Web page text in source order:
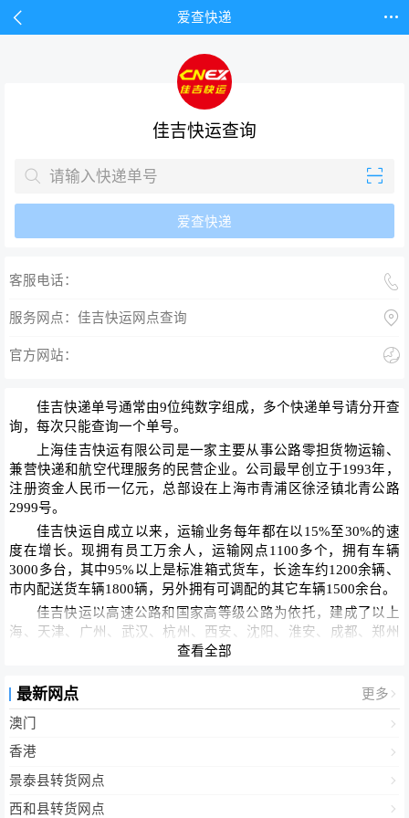
 爱查快递 
佳吉快运查询
 
爱查快递
客服电话： 
服务网点：佳吉快运网点查询 
官方网站： 
佳吉快递单号通常由9位纯数字组成，多个快递单号请分开查
询，每次只能查询一个单号。
上海佳吉快运有限公司是一家主要从事公路零担货物运输、
兼营快递和航空代理服务的民营企业。公司最早创立于1993年，
注册资金人民币一亿元，总部设在上海市青浦区徐泾镇北青公路
2999号。
佳吉快运自成立以来，运输业务每年都在以15%至30%的速
度在增长。现拥有员工万余人，运输网点1100多个，拥有车辆
3000多台，其中95%以上是标准箱式货车，长途车约1200余辆、
市内配送货车辆1800辆，另外拥有可调配的其它车辆1500余台。
佳吉快运以高速公路和国家高等级公路为依托，建成了以上
海、天津、广州、武汉、杭州、西安、沈阳、淮安、成都、郑州
十地为中枢，遍布全国的信息化货运网络，以现代化的、科学的
2004年至2009年佳吉快运被评为中国物流百强企业与中国民
营物流十强企业，2007获得全国物流AAAAA级企业资质、道路
货物运输一级企业资质。佳吉快运商标2007年被评为上海市著名
商标。2006年被评为上海市名牌企业。
查看全部
最新网点
更多
澳门
香港
景泰县转货网点
西和县转货网点